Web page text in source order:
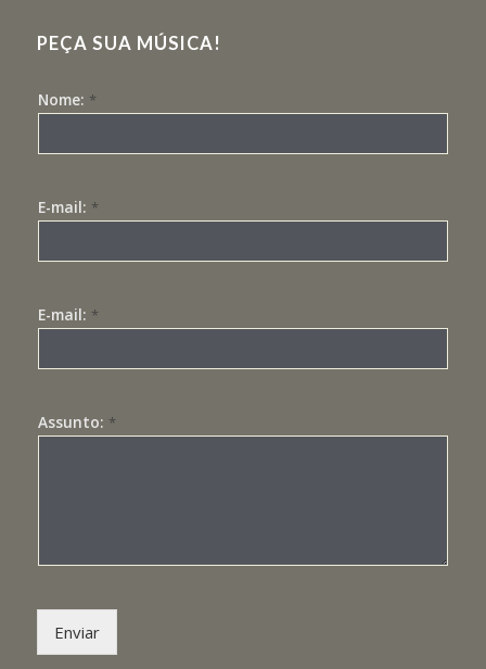
PEÇA SUA MÚSICA!
Nome: *
E-mail: *
E-mail: *
Assunto: *
Enviar